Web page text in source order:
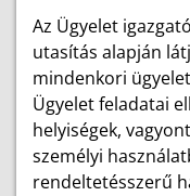
Az Ügyelet
utasítás alapján
mindenkori
Ügyelet feladatai
helyiségek,
személyi
rendeltetésszerű